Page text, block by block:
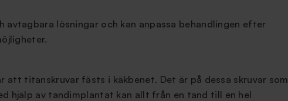
lösningar och kan anpassa behandlingen efter
att titanskruvar fästs i käkbenet. Det är på dessa skruvar som
hjälp av tandimplantat kan allt från en tand till en hel